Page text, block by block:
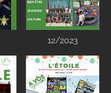
12/2023